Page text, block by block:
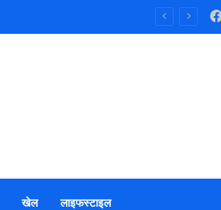
खेल लाइफस्टाइल